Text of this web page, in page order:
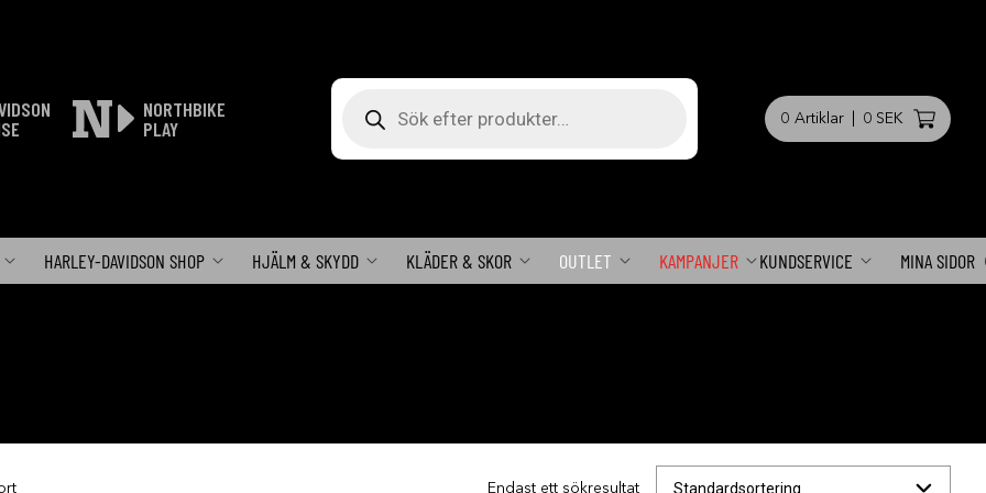
NORTHBIKE
PLAY
0 Artiklar 0 SEK
HARLEY-DAVIDSON SHOP HJÄLM & SKYDD KLÄDER & SKOR OUTLET KAMPANJER KUNDSERVICE MINA SIDOR
Endast ett sökresultat